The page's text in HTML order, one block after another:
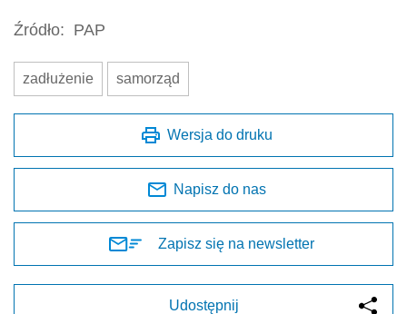
Źródło: PAP
zadłużenie samorząd
Wersja do druku
Napisz do nas
Zapisz się na newsletter
Udostępnij